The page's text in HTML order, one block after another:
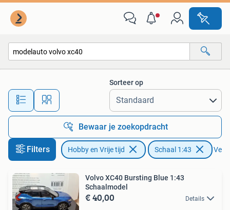
Alle afstanden…
Sorteer op
Bewaar je zoekopdracht
Filters Hobby en Vrije tijd Schaal 1:43
Volvo XC40 Bursting Blue 1:43
Schaalmodel
€ 40,00 Details